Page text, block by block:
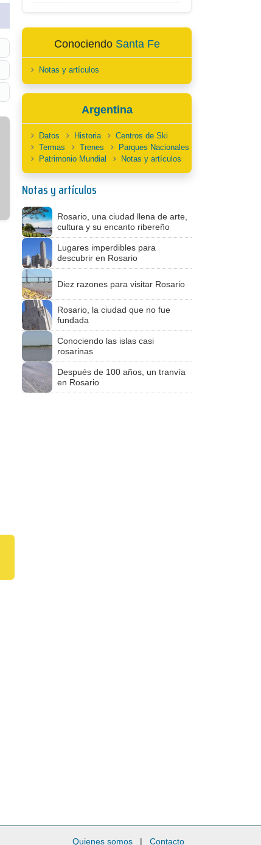
Conociendo Santa Fe
Notas y artículos
Argentina
Datos Historia
Centros de Ski
Termas
Trenes
Parques Nacionales
Patrimonio Mundial
Notas y artículos
Notas y artículos
Rosario, una ciudad llena de arte,
cultura y su encanto ribereño
Lugares imperdibles para
descubrir en Rosario
Diez razones para visitar Rosario
Rosario, la ciudad que no fue
fundada
Conociendo las islas casi
rosarinas
Después de 100 años, un tranvía
en Rosario
Quienes somos | Contacto